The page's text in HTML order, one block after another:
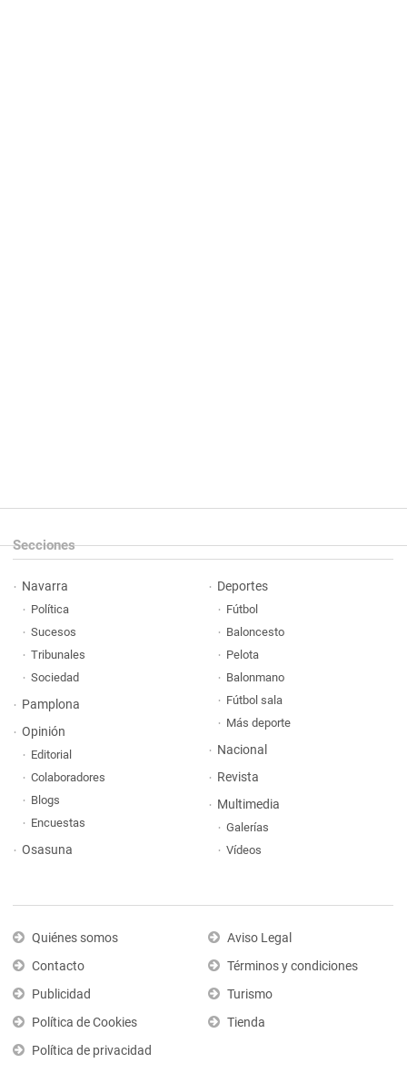
Secciones
Navarra
Política
Sucesos
Tribunales
Sociedad
Pamplona
Opinión
Editorial
Colaboradores
Blogs
Encuestas
Osasuna
Deportes
Fútbol
Baloncesto
Pelota
Balonmano
Fútbol sala
Más deporte
Nacional
Revista
Multimedia
Galerías
Vídeos
Quiénes somos
Contacto
Publicidad
Política de Cookies
Política de privacidad
Aviso Legal
Términos y condiciones
Turismo
Tienda